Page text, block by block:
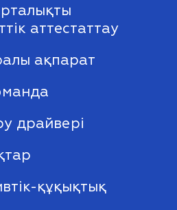
аттестаттау
ақпарат
драйвері
құқықтық